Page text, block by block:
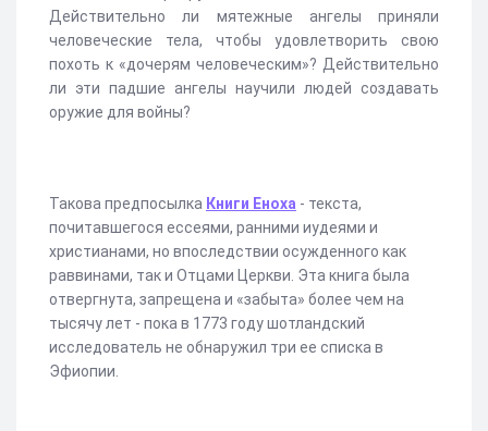
Действительно ли мятежные ангелы приняли
человеческие тела, чтобы удовлетворить свою
похоть к «дочерям человеческим»? Действительно
ли эти падшие ангелы научили людей создавать
оружие для войны?
Такова предпосылка Книги Еноха - текста,
почитавшегося ессеями, ранними иудеями и
христианами, но впоследствии осужденного как
раввинами, так и Отцами Церкви. Эта книга была
отвергнута, запрещена и «забыта» более чем на
тысячу лет - пока в 1773 году шотландский
исследователь не обнаружил три ее списка в
Эфиопии.